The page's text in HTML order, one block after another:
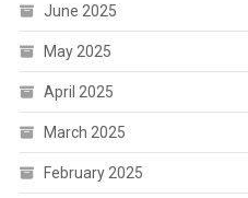
June 2025
May 2025
April 2025
March 2025
February 2025